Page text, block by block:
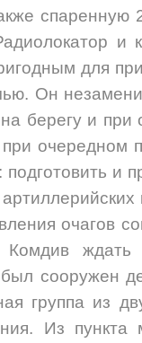
спаренную
и
для
Он
берегу и при
очередном
и
очагов
сооружен
группа из
Из пункта